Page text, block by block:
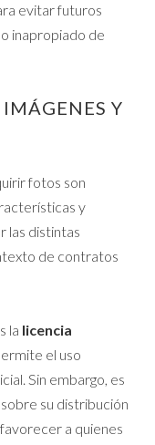
evitar futuros
inapropiado de
Y
fotos son
y
las distintas
de contratos
la licencia
el uso
Sin embargo, es
su distribución
a quienes